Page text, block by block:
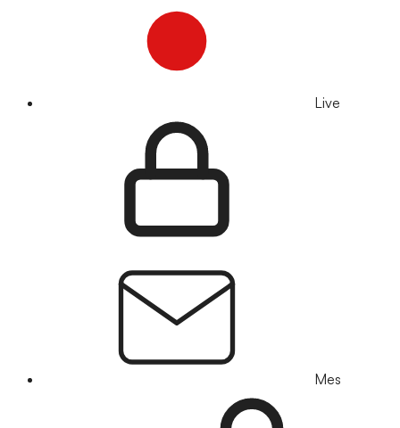
Live
Mes